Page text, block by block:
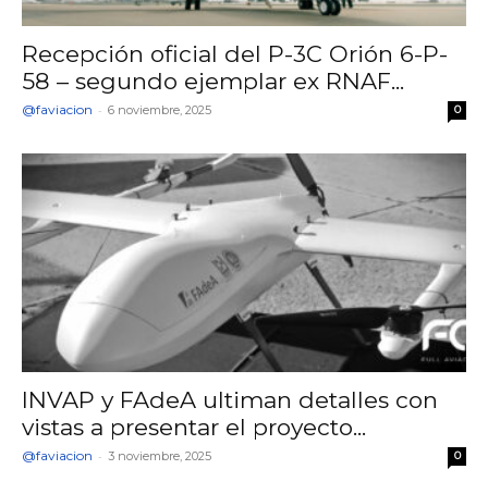
Recepción oficial del P-3C Orión 6-P-
58 – segundo ejemplar ex RNAF...
@faviacion - 6 noviembre, 2025 0
INVAP y FAdeA ultiman detalles con
vistas a presentar el proyecto...
@faviacion - 3 noviembre, 2025 0